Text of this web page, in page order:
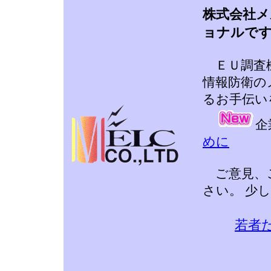
株式会社
ョナルで
ＥＵ調査
情報防衛
るお手伝
めに
ご意見、
さい。 少
若者